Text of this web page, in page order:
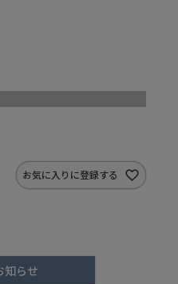
お気に入りに登録する
知らせ